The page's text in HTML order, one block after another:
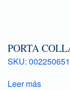
PORTA
SKU:
Leer más